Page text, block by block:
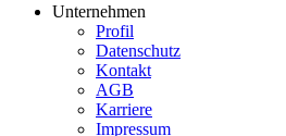
Unternehmen
Profil
Datenschutz
Kontakt
AGB
Karriere
Impressum